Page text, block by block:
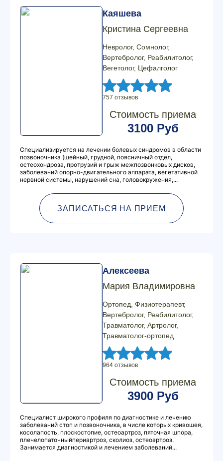
Каяшева
Кристина Сергеевна
Невролог, Сомнолог,
Вертебролог, Реабилитолог,
Вегетолог, Цефалголог
757 отзывов
Стоимость приема
3100 Руб
Специализируется на лечении болевых синдромов в области
позвоночника (шейный, грудной, поясничный отдел,
остеохондроза, протрузий и грыж межпозвонковых дисков,
заболеваний опорно-двигательного аппарата, вегетативной
нервной системы, нарушений сна, головокружения,...
ЗАПИСАТЬСЯ НА ПРИЕМ
Алексеева
Мария Владимировна
Ортопед, Физиотерапевт,
Вертебролог, Реабилитолог,
Травматолог, Артролог,
Травматолог-ортопед
964 отзывов
Стоимость приема
3900 Руб
Специалист широкого профиля по диагностике и лечению
заболеваний стоп и позвоночника, в числе которых кривошея,
косолапость, плоскостопие, остеоартроз, пяточная шпора,
плечелопаточныйпериартроз, сколиоз, остеоартроз.
Занимается диагностикой и лечением заболеваний...